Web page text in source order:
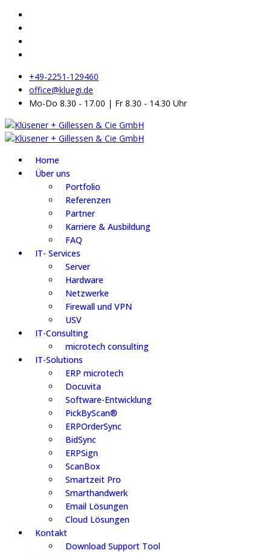
+49-2251-129460
office@kluegi.de
Mo-Do 8.30 - 17.00 | Fr 8.30 - 14.30 Uhr
Home
Über uns
Portfolio
Referenzen
Partner
Karriere & Ausbildung
FAQ
IT- Services
Server
Hardware
Netzwerke
Firewall und VPN
USV
IT-Consulting
microtech consulting
IT-Solutions
ERP microtech
Docuvita
Software-Entwicklung
PickByScan®
ERPOrderSync
BidSync
ERPSign
ScanBox
Smartzeit Pro
Smarthandwerk
Email Lösungen
Cloud Lösungen
Kontakt
Download Support Tool